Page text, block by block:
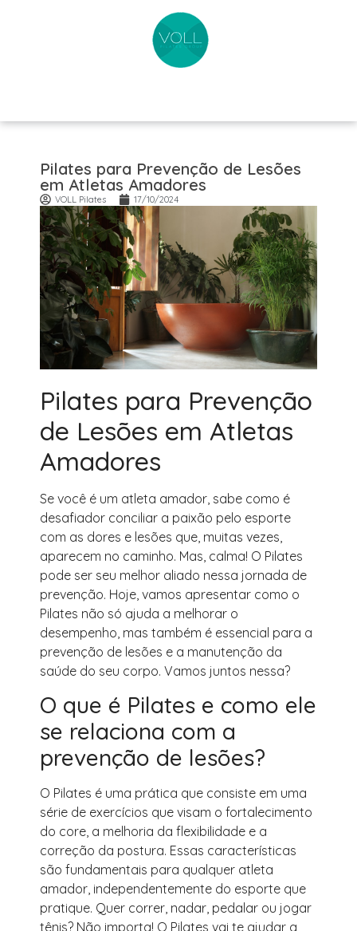
Pilates para Prevenção de Lesões
em Atletas Amadores
VOLL Pilates 17/10/2024
Pilates para Prevenção
de Lesões em Atletas
Amadores
Se você é um atleta amador, sabe como é
desafiador conciliar a paixão pelo esporte
com as dores e lesões que, muitas vezes,
aparecem no caminho. Mas, calma! O Pilates
pode ser seu melhor aliado nessa jornada de
prevenção. Hoje, vamos apresentar como o
Pilates não só ajuda a melhorar o
desempenho, mas também é essencial para a
prevenção de lesões e a manutenção da
saúde do seu corpo. Vamos juntos nessa?
O que é Pilates e como ele
se relaciona com a
prevenção de lesões?
O Pilates é uma prática que consiste em uma
série de exercícios que visam o fortalecimento
do core, a melhoria da flexibilidade e a
correção da postura. Essas características
são fundamentais para qualquer atleta
amador, independentemente do esporte que
pratique. Quer correr, nadar, pedalar ou jogar
tênis? Não importa! O Pilates vai te ajudar a